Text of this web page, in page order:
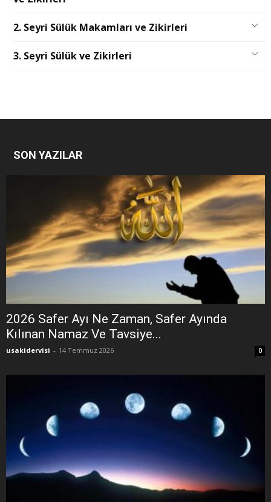
2. Seyri Sülük Makamları ve Zikirleri
3. Seyri Sülük ve Zikirleri
SON YAZILAR
2026 Safer Ayı Ne Zaman, Safer Ayında
Kılınan Namaz Ve Tavsiye...
usakidervisi - 14 Temmuz 2026 0